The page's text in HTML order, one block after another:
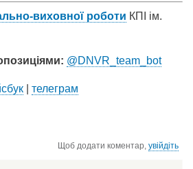
виховної роботи КПІ ім.
@DNVR_team_bot
телеграм
Щоб додати коментар,увійдіть